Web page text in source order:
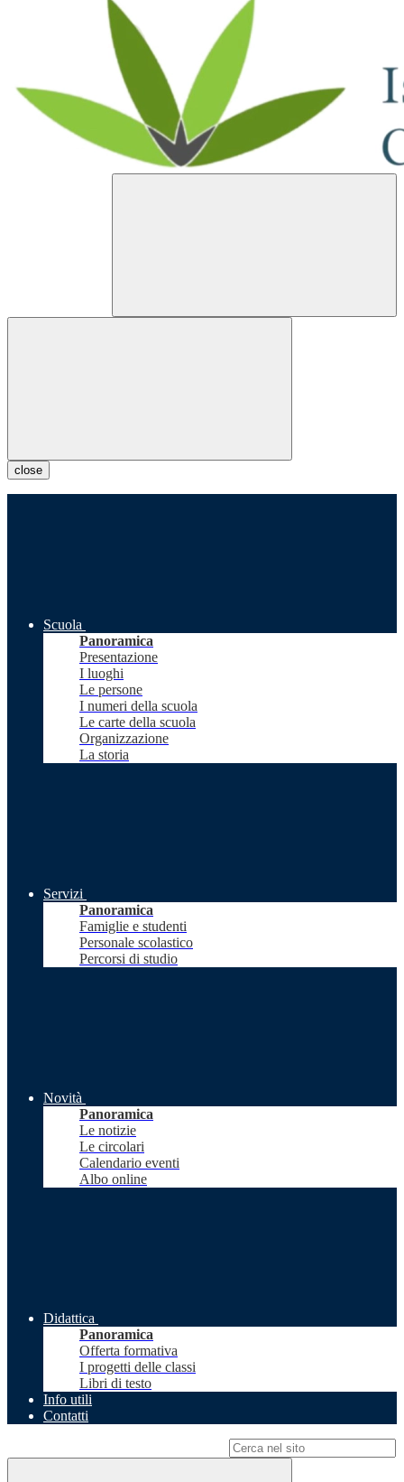
close
Scuola
Panoramica
Presentazione
I luoghi
Le persone
I numeri della scuola
Le carte della scuola
Organizzazione
La storia
Servizi
Panoramica
Famiglie e studenti
Personale scolastico
Percorsi di studio
Novità
Panoramica
Le notizie
Le circolari
Calendario eventi
Albo online
Didattica
Panoramica
Offerta formativa
I progetti delle classi
Libri di testo
Info utili
Contatti